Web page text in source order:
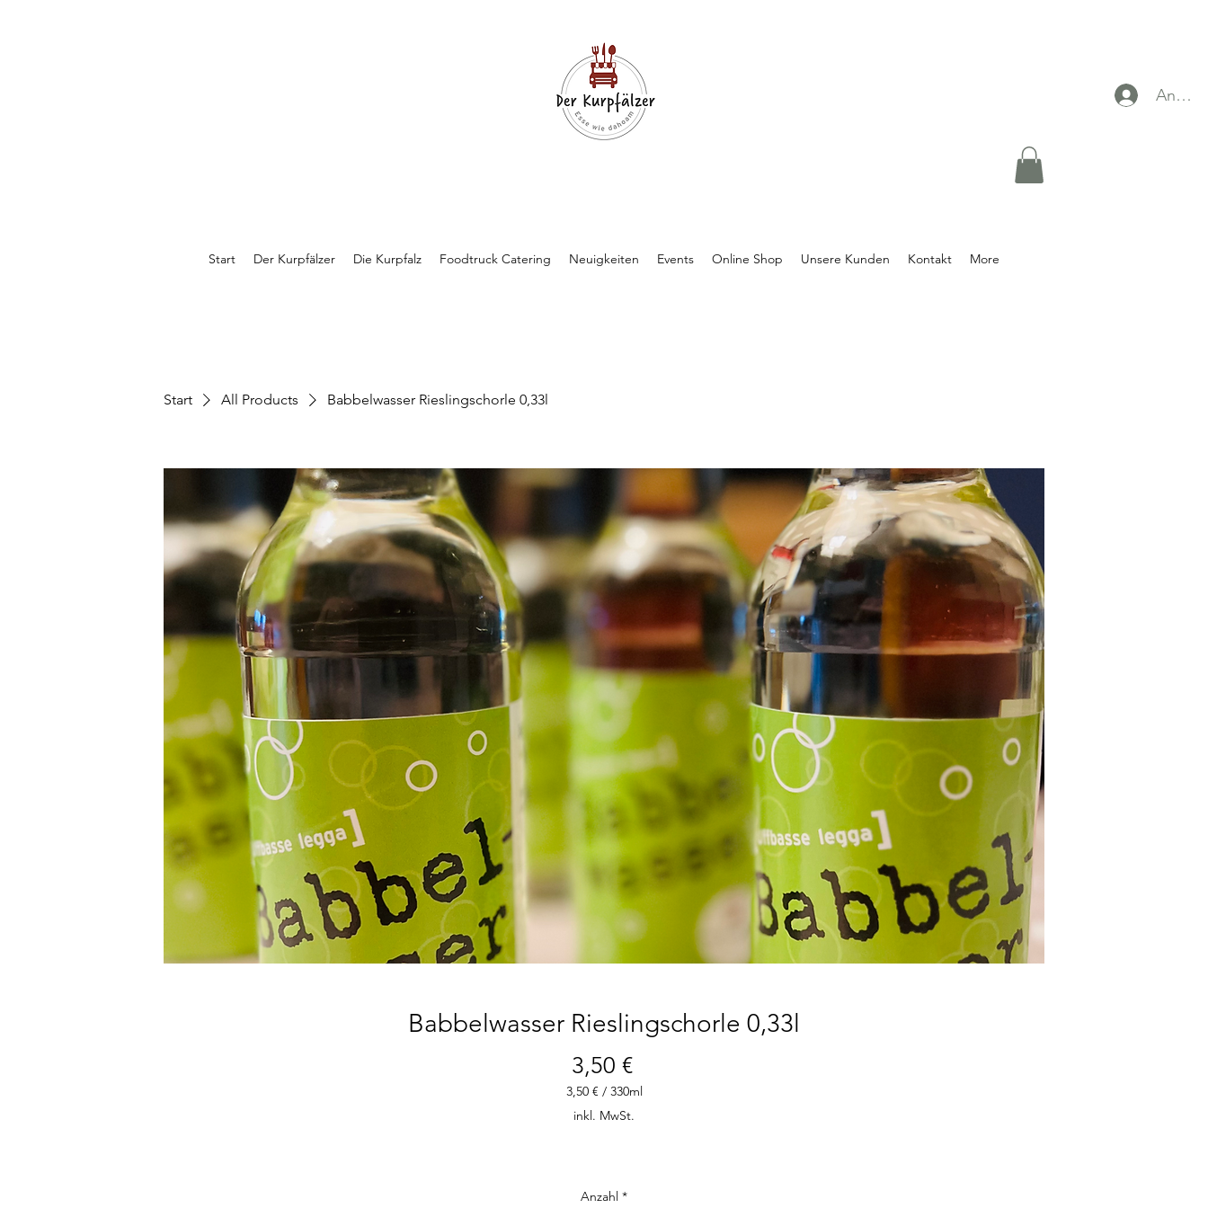
Start Der Kurpfälzer Die Kurpfalz Foodtruck Catering Neuigkeiten Events Online Shop Unsere Kunden Kontakt More
Start All Products Babbelwasser Rieslingschorle 0,33l
Babbelwasser Rieslingschorle 0,33l
3,50 €Preis
3,50 € / 330ml
3,50 €
pro
inkl. MwSt.
Anzahl *